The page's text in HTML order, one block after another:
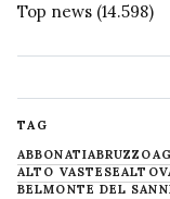
Top news (14.598)
TAG
ABBONATIABRUZZO
ALTO VASTESE
BELMONTE DEL